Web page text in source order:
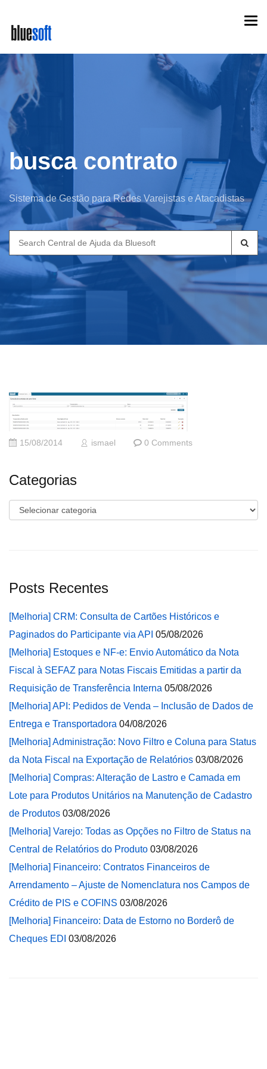
main
content
busca contrato
Sistema de Gestão para Redes Varejistas e Atacadistas
Search
for:
15/08/2014 ismael 0 Comments
Categorias
Categorias
Posts Recentes
[Melhoria] CRM: Consulta de Cartões Históricos e
Paginados do Participante via API 05/08/2026
[Melhoria] Estoques e NF-e: Envio Automático da Nota
Fiscal à SEFAZ para Notas Fiscais Emitidas a partir da
Requisição de Transferência Interna 05/08/2026
[Melhoria] API: Pedidos de Venda – Inclusão de Dados de
Entrega e Transportadora 04/08/2026
[Melhoria] Administração: Novo Filtro e Coluna para Status
da Nota Fiscal na Exportação de Relatórios 03/08/2026
[Melhoria] Compras: Alteração de Lastro e Camada em
Lote para Produtos Unitários na Manutenção de Cadastro
de Produtos 03/08/2026
[Melhoria] Varejo: Todas as Opções no Filtro de Status na
Central de Relatórios do Produto 03/08/2026
[Melhoria] Financeiro: Contratos Financeiros de
Arrendamento – Ajuste de Nomenclatura nos Campos de
Crédito de PIS e COFINS 03/08/2026
[Melhoria] Financeiro: Data de Estorno no Borderô de
Cheques EDI 03/08/2026